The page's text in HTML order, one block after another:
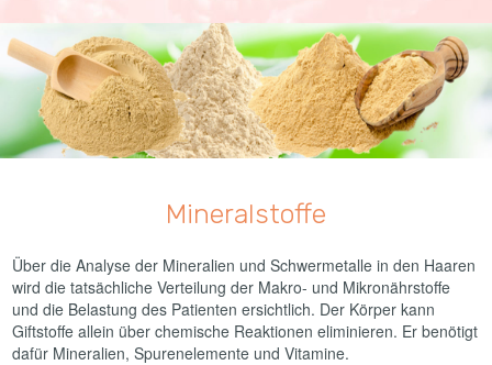
Mineralstoffe
Über die Analyse der Mineralien und Schwermetalle in den Haaren
wird die tatsächliche Verteilung der Makro- und Mikronährstoffe
und die Belastung des Patienten ersichtlich. Der Körper kann
Giftstoffe allein über chemische Reaktionen eliminieren. Er benötigt
dafür Mineralien, Spurenelemente und Vitamine.